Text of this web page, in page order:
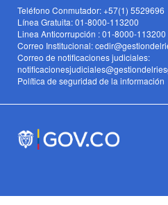
Teléfono Conmutador: +57(1) 5529696
Línea Gratuita: 01-8000-113200
Linea Anticorrupción : 01-8000-113200
Correo Institucional:
Correo de notificaciones judiciales:
Política de seguridad de la información